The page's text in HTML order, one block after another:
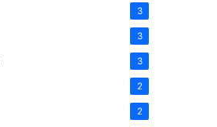
3
3
3
2
2